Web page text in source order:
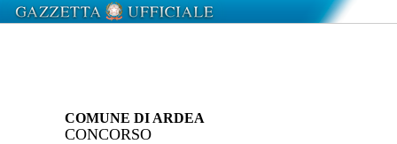
COMUNE DI ARDEA
CONCORSO